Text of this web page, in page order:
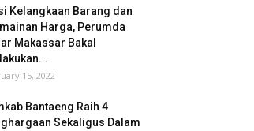
Kelangkaan Barang dan
Harga, Perumda
Makassar Bakal
15, 2022
Bantaeng Raih 4
Sekaligus Dalam